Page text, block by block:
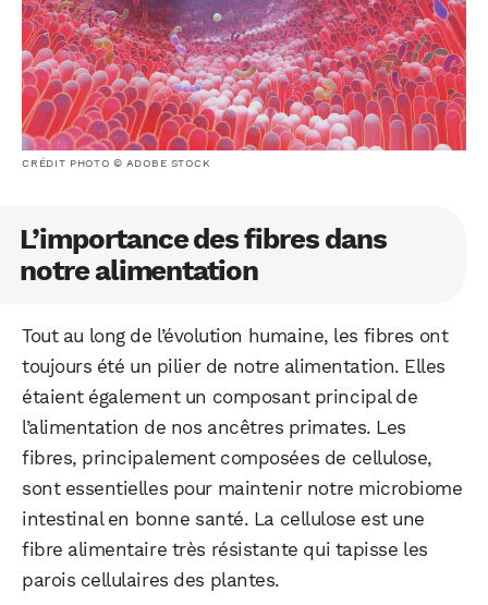
CRÉDIT PHOTO © ADOBE STOCK
L’importance des fibres dans
notre alimentation
Tout au long de l’évolution humaine, les fibres ont
toujours été un pilier de notre alimentation. Elles
étaient également un composant principal de
l’alimentation de nos ancêtres primates. Les
fibres, principalement composées de cellulose,
sont essentielles pour maintenir notre microbiome
intestinal en bonne santé. La cellulose est une
fibre alimentaire très résistante qui tapisse les
parois cellulaires des plantes.